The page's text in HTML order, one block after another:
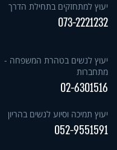
יעוץ למתחזקים בתחילת הדרך
073-2221232
יעוץ לנשים בטהרת המשפחה -
מתחברות
02-6301516
יעוץ תמיכה וסיוע לנשים בהריון
052-9551591